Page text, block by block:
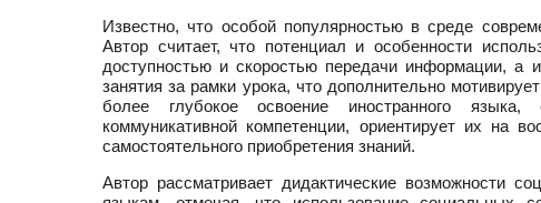
Известно, что особой популярностью в среде
Автор считает, что потенциал и особенности
доступностью и скоростью передачи информации, а
занятия за рамки урока, что дополнительно
более глубокое освоение иностранного
коммуникативной компетенции, ориентирует их на
самостоятельного приобретения знаний.
Автор рассматривает дидактические возможности